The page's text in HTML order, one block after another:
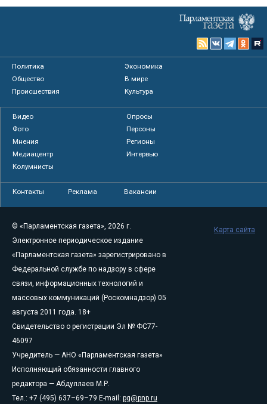
Политика
Экономика
Общество
В мире
Происшествия
Культура
Видео
Опросы
Фото
Персоны
Мнения
Регионы
Медиацентр
Интервью
Колумнисты
Контакты Реклама Вакансии
© «Парламентская газета», 2026 г.
Электронное периодическое издание
«Парламентская газета» зарегистрировано в
Федеральной службе по надзору в сфере
связи, информационных технологий и
массовых коммуникаций (Роскомнадзор) 05
августа 2011 года. 18+
Свидетельство о регистрации Эл № ФС77-
46097
Учредитель — АНО «Парламентская газета»
Исполняющий обязанности главного
редактора — Абдуллаев М.Р.
Тел.: +7 (495) 637–69–79 E-mail: pg@pnp.ru
Карта сайта